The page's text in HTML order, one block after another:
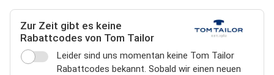
Zur Zeit gibt es keine
Rabattcodes von Tom Tailor
Leider sind uns momentan keine Tom Tailor
Rabattcodes bekannt. Sobald wir einen neuen